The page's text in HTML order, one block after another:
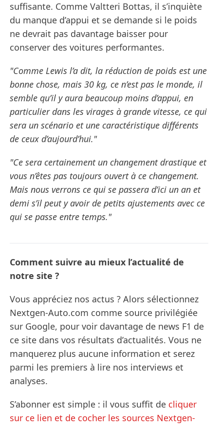
suffisante. Comme Valtteri Bottas, il s’inquiète
du manque d’appui et se demande si le poids
ne devrait pas davantage baisser pour
conserver des voitures performantes.
"Comme Lewis l’a dit, la réduction de poids est une
bonne chose, mais 30 kg, ce n’est pas le monde, il
semble qu’il y aura beaucoup moins d’appui, en
particulier dans les virages à grande vitesse, ce qui
sera un scénario et une caractéristique différents
de ceux d’aujourd’hui."
"Ce sera certainement un changement drastique et
vous n’êtes pas toujours ouvert à ce changement.
Mais nous verrons ce qui se passera d’ici un an et
demi s’il peut y avoir de petits ajustements avec ce
qui se passe entre temps."
Comment suivre au mieux l’actualité de
notre site ?
Vous appréciez nos actus ? Alors sélectionnez
Nextgen-Auto.com comme source privilégiée
sur Google, pour voir davantage de news F1 de
ce site dans vos résultats d’actualités. Vous ne
manquerez plus aucune information et serez
parmi les premiers à lire nos interviews et
analyses.
S’abonner est simple : il vous suffit de cliquer
sur ce lien et de cocher les sources Nextgen-